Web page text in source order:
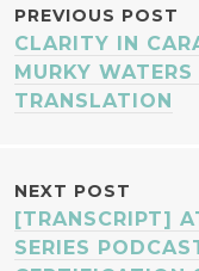
POST
PREVIOUS POST
CLARITY IN
MURKY
TRANSLATION
NEXT POST
[TRANSCRIPT]
SERIES